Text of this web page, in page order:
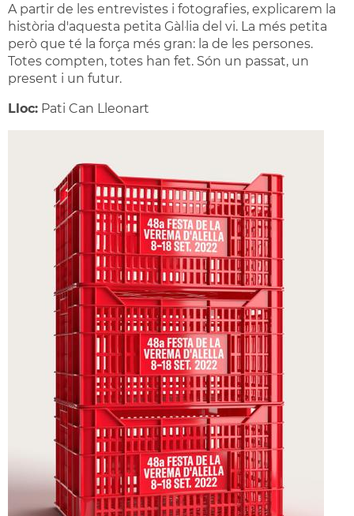
A partir de les entrevistes i fotografies, explicarem la
història d'aquesta petita Gàl·lia del vi. La més petita
però que té la força més gran: la de les persones.
Totes compten, totes han fet. Són un passat, un
present i un futur.
Lloc: Pati Can Lleonart